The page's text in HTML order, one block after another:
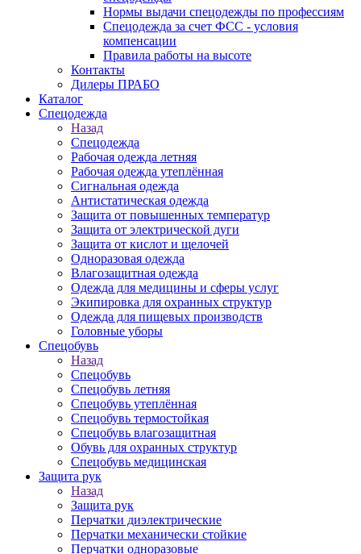
Нормы выдачи спецодежды по профессиям
Спецодежда за счет ФСС - условия
компенсации
Правила работы на высоте
Контакты
Дилеры ПРАБО
Каталог
Спецодежда
Назад
Спецодежда
Рабочая одежда летняя
Рабочая одежда утеплённая
Сигнальная одежда
Антистатическая одежда
Защита от повышенных температур
Защита от электрической дуги
Защита от кислот и щелочей
Одноразовая одежда
Влагозащитная одежда
Одежда для медицины и сферы услуг
Экипировка для охранных структур
Одежда для пищевых производств
Головные уборы
Спецобувь
Назад
Спецобувь
Спецобувь летняя
Спецобувь утеплённая
Спецобувь термостойкая
Спецобувь влагозащитная
Обувь для охранных структур
Спецобувь медицинская
Защита рук
Назад
Защита рук
Перчатки диэлектрические
Перчатки механически стойкие
Перчатки одноразовые